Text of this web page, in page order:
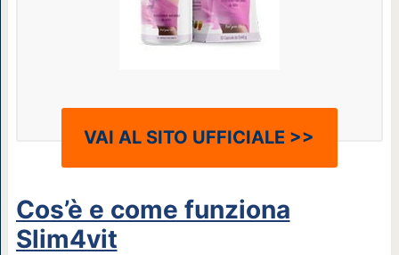
VAI AL SITO UFFICIALE >>
Cos’è e come funziona
Slim4vit